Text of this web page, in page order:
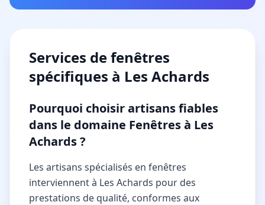
Services defenêtres
spécifiques à Les Achards
Pourquoi choisir artisans fiables
dans le domaine Fenêtres à Les
Achards ?
Les artisans spécialisés en fenêtres
interviennent à Les Achards pour des
prestations de qualité, conformes aux